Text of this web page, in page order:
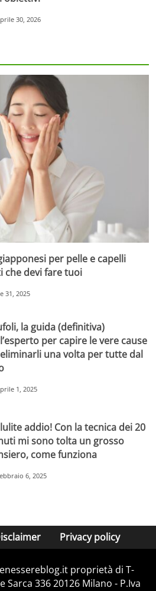
30, 2026
per pelle e capelli
che devi fare tuoi
31, 2025
la guida (definitiva)
per capire le vere cause
una volta per tutte dal
1, 2025
addio! Con la tecnica dei 20
mi sono tolta un grosso
come funziona
6, 2025
Privacy policy
proprietà di T-
Sarca 336 20126 Milano - P.Iva